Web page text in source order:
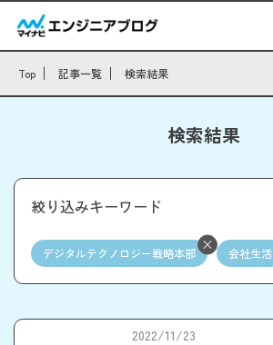
Top 記事一覧 検索結果
検索結果
絞り込みキーワード
デジタルテクノロジー戦略本部 会社生活
2022/11/23